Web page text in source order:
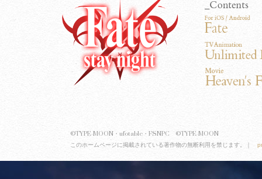
©TYPE-MOON・ufotable・FSNPC ©TYPE-MOON
このホームページに掲載されている著作物の無断利用を禁じます。｜